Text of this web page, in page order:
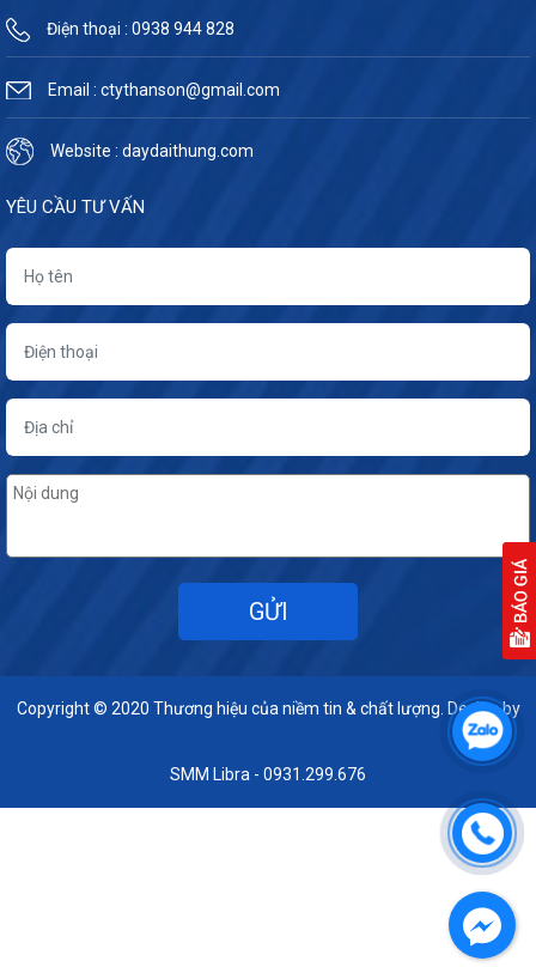
Điện thoại : 0938 944 828
Email : ctythanson@gmail.com
Website : daydaithung.com
YÊU CẦU TƯ VẤN
Copyright © 2020 Thương hiệu của niềm tin & chất lượng. Design by
SMM Libra - 0931.299.676